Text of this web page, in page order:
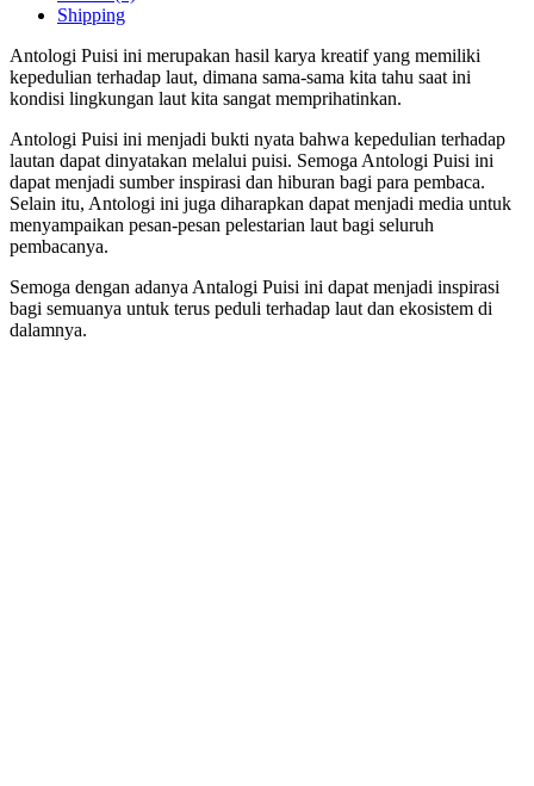
Shipping
Antologi Puisi ini merupakan hasil karya kreatif yang memiliki
kepedulian terhadap laut, dimana sama-sama kita tahu saat ini
kondisi lingkungan laut kita sangat memprihatinkan.
Antologi Puisi ini menjadi bukti nyata bahwa kepedulian terhadap
lautan dapat dinyatakan melalui puisi. Semoga Antologi Puisi ini
dapat menjadi sumber inspirasi dan hiburan bagi para pembaca.
Selain itu, Antologi ini juga diharapkan dapat menjadi media untuk
menyampaikan pesan-pesan pelestarian laut bagi seluruh
pembacanya.
Semoga dengan adanya Antalogi Puisi ini dapat menjadi inspirasi
bagi semuanya untuk terus peduli terhadap laut dan ekosistem di
dalamnya.